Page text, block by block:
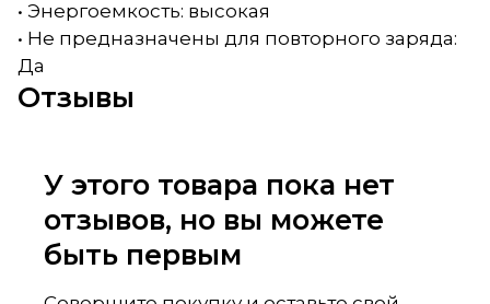
• Энергоемкость: высокая
• Не предназначены для повторного заряда:
Да
Отзывы
У этого товара пока нет
отзывов, но вы можете
быть первым